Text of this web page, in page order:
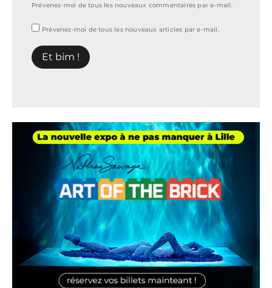
Prévenez-moi de tous les nouveaux commentaires par e-mail.
Prévenez-moi de tous les nouveaux articles par e-mail.